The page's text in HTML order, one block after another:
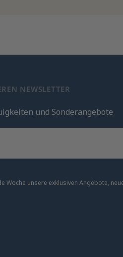
NEWSLETTER
und Sonderangebote
Woche unsere exklusiven Angebote,